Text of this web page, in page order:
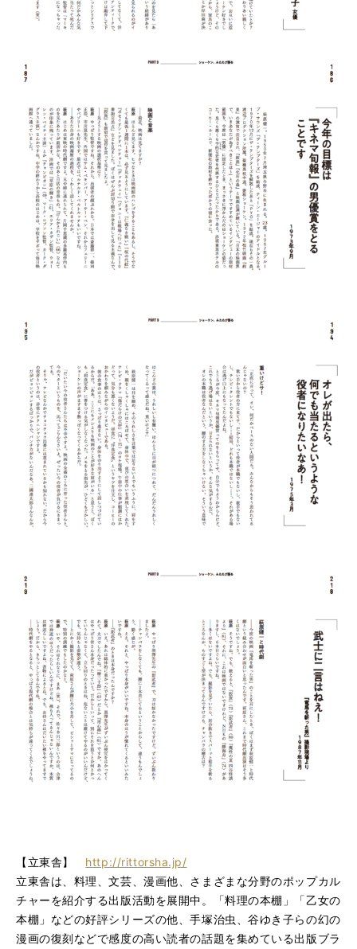
【立東舎】 http://rittorsha.jp/
立東舎は、料理、文芸、漫画他、さまざまな分野のポップカル
チャーを紹介する出版活動を展開中。「料理の本棚」「乙女の
本棚」などの好評シリーズの他、手塚治虫、谷ゆき子らの幻の
漫画の復刻などで感度の高い読者の話題を集めている出版ブラ